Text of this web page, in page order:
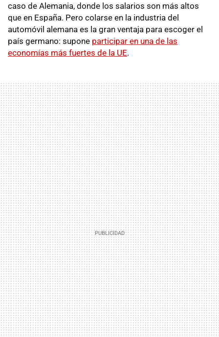
caso de Alemania, donde los salarios son más altos
que en España. Pero colarse en la industria del
automóvil alemana es la gran ventaja para escoger el
país germano: supone participar en una de las
economías más fuertes de la UE.